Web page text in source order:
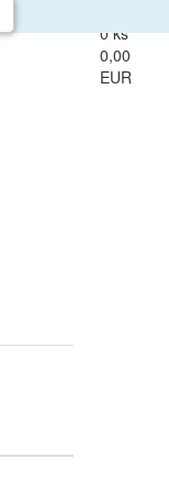
0 ks
0,00
EUR